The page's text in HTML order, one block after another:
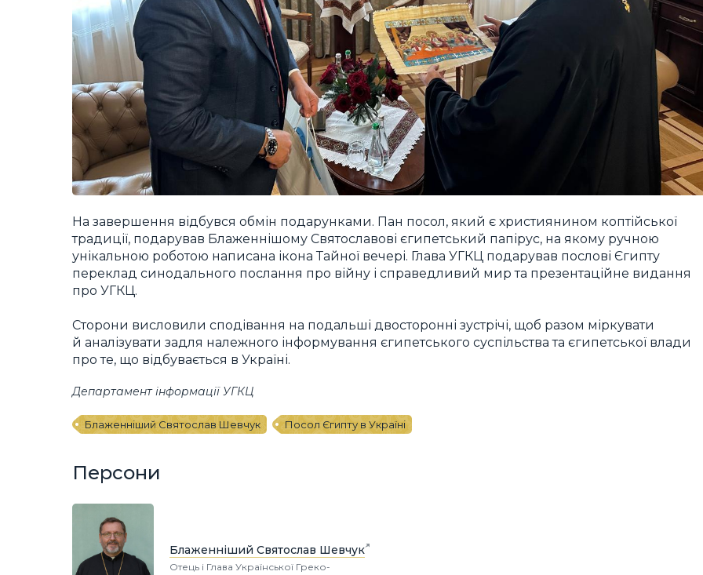
На завершення відбувся обмін подарунками. Пан посол, який є християнином коптійської
традиції, подарував Блаженнішому Святославові єгипетський папірус, на якому ручною
унікальною роботою написана ікона Тайної вечері. Глава УГКЦ подарував послові Єгипту
переклад синодального послання про війну і справедливий мир та презентаційне видання
про УГКЦ.
Сторони висловили сподівання на подальші двосторонні зустрічі, щоб разом міркувати
й аналізувати задля належного інформування єгипетського суспільства та єгипетської влади
про те, що відбувається в Україні.
Департамент інформації УГКЦ
Блаженніший Святослав Шевчук Посол Єгипту в Україні
Персони
Блаженніший Святослав Шевчук
Отець і Глава Української Греко-